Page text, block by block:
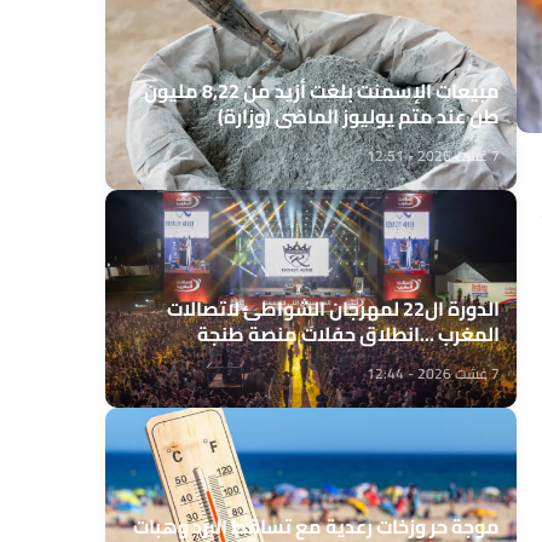
مبيعات الإسمنت بلغت أزيد من 8,22 مليون
طن عند متم يوليوز الماضي (وزارة)
7 غشت 2026 - 12:51
الدورة ال22 لمهرجان الشواطئ لاتصالات
المغرب ...انطلاق حفلات منصة طنجة
7 غشت 2026 - 12:44
موجة حر وزخات رعدية مع تساقط البرد وهبات